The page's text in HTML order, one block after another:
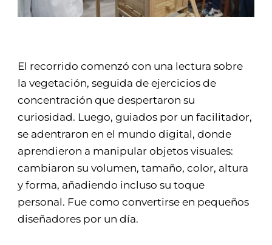
El recorrido comenzó con una lectura sobre
la vegetación, seguida de ejercicios de
concentración que despertaron su
curiosidad. Luego, guiados por un facilitador,
se adentraron en el mundo digital, donde
aprendieron a manipular objetos visuales:
cambiaron su volumen, tamaño, color, altura
y forma, añadiendo incluso su toque
personal. Fue como convertirse en pequeños
diseñadores por un día.